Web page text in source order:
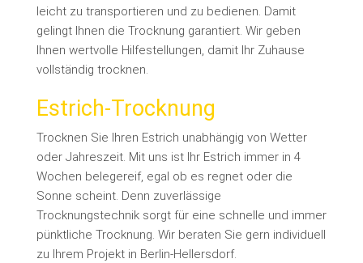
leicht zu transportieren und zu bedienen. Damit
gelingt Ihnen die Trocknung garantiert. Wir geben
Ihnen wertvolle Hilfestellungen, damit Ihr Zuhause
vollständig trocknen.
Estrich-Trocknung
Trocknen Sie Ihren Estrich unabhängig von Wetter
oder Jahreszeit. Mit uns ist Ihr Estrich immer in 4
Wochen belegereif, egal ob es regnet oder die
Sonne scheint. Denn zuverlässige
Trocknungstechnik sorgt für eine schnelle und immer
pünktliche Trocknung. Wir beraten Sie gern individuell
zu Ihrem Projekt in Berlin-Hellersdorf.